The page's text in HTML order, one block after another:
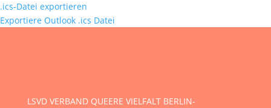
.ics-Datei exportieren
Exportiere Outlook .ics Datei
LSVD VERBAND QUEERE VIELFALT BERLIN-